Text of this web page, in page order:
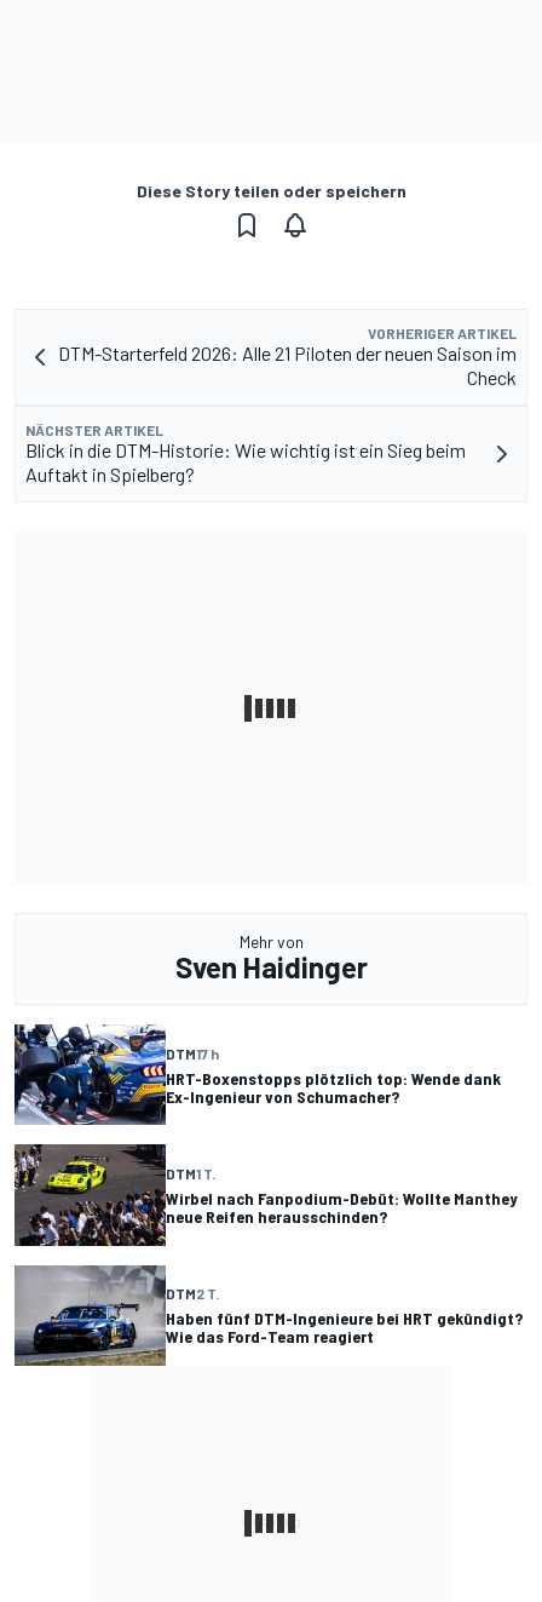
Diese Story teilen oder speichern
VORHERIGER ARTIKEL
DTM-Starterfeld 2026: Alle 21 Piloten der neuen Saison im
Check
NÄCHSTER ARTIKEL
Blick in die DTM-Historie: Wie wichtig ist ein Sieg beim
Auftakt in Spielberg?
Mehr von
Sven Haidinger
DTM17 h
HRT-Boxenstopps plötzlich top: Wende dank
Ex-Ingenieur von Schumacher?
DTM1 T.
Wirbel nach Fanpodium-Debüt: Wollte Manthey
neue Reifen herausschinden?
DTM2 T.
Haben fünf DTM-Ingenieure bei HRT gekündigt?
Wie das Ford-Team reagiert